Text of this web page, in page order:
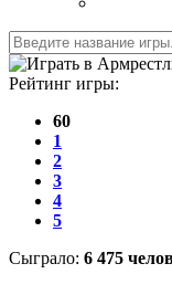
Рейтинг игры:
60
1
2
3
4
5
Cыграло: 6 475